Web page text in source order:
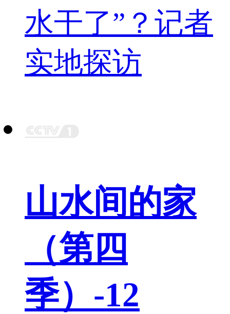
水干了”？记者
实地探访
山水间的家
（第四
季）-12